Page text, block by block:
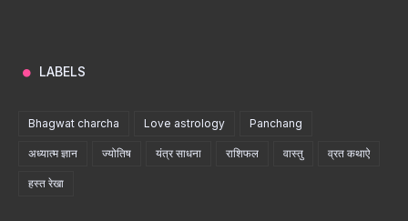
LABELS
Bhagwat charcha Love astrology Panchang
अध्यात्म ज्ञान ज्योतिष यंत्र साधना राशिफल वास्तु व्रत कथाऐ
हस्त रेखा